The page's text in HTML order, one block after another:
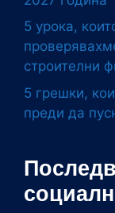
5 урока,
строителни
5 грешки,
преди да